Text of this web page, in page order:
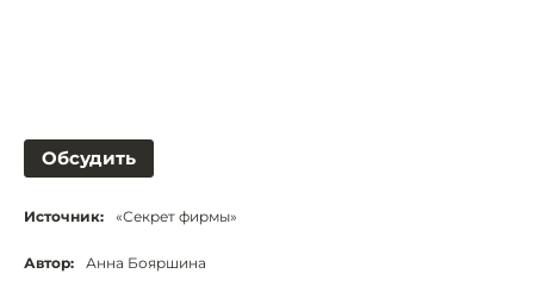
Обсудить
Источник: «Секрет фирмы»
Автор: Анна Бояршина